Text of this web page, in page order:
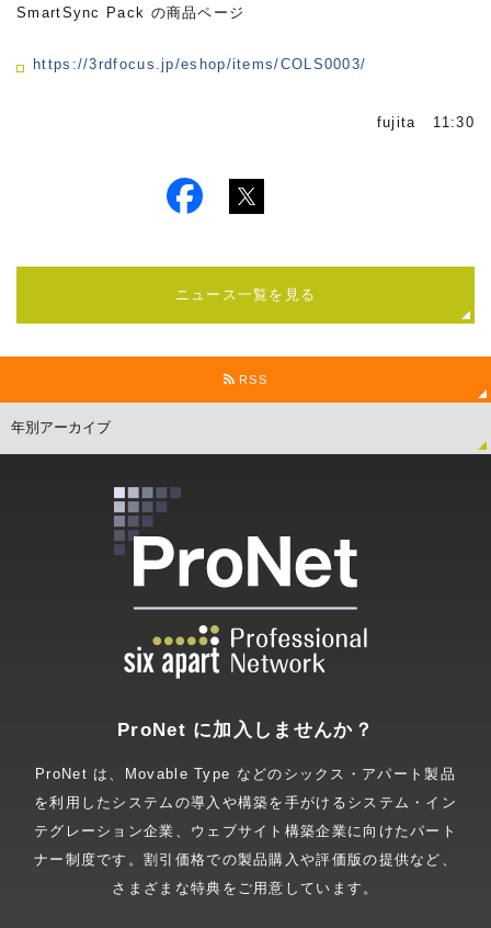
SmartSync Pack の商品ページ
https://3rdfocus.jp/eshop/items/COLS0003/
fujita 11:30
ニュース一覧を見る
RSS
ProNet に加入しませんか？
ProNet は、Movable Type などのシックス・アパート製品
を利用したシステムの導入や構築を手がけるシステム・イン
テグレーション企業、ウェブサイト構築企業に向けたパート
ナー制度です。割引価格での製品購入や評価版の提供など、
さまざまな特典をご用意しています。